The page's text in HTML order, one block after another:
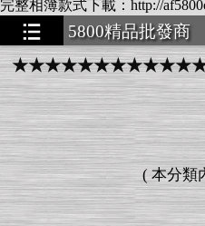
完整相簿款式下載：http://
5800精品批發商
( 本分類